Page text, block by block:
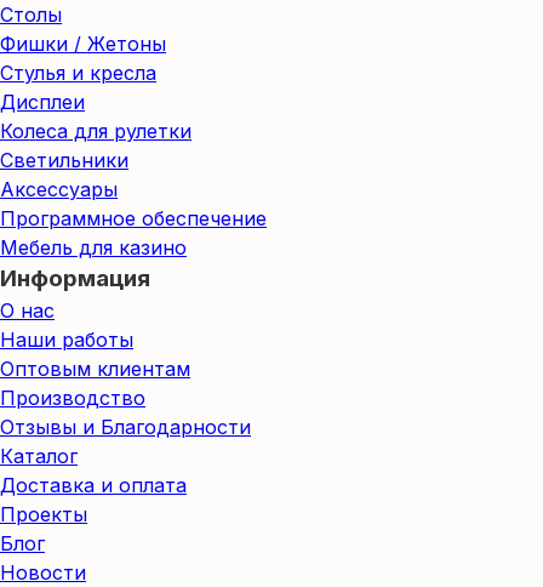
Столы
Фишки / Жетоны
Стулья и кресла
Дисплеи
Колеса для рулетки
Светильники
Аксессуары
Программное обеспечение
Мебель для казино
Информация
О нас
Наши работы
Оптовым клиентам
Производство
Отзывы и Благодарности
Каталог
Доставка и оплата
Проекты
Блог
Новости